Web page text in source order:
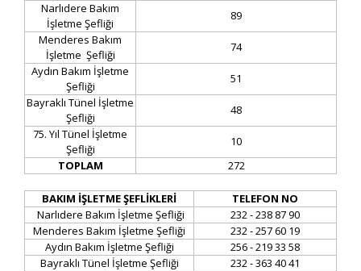
Narlıdere Bakım
İşletme Şefliği
89
Menderes Bakım
İşletme Şefliği
74
Aydın Bakım İşletme
Şefliği
51
Bayraklı Tünel İşletme
Şefliği
48
75. Yıl Tünel İşletme
Şefliği
10
TOPLAM
272
BAKIM İŞLETME ŞEFLİKLERİ​
TELEFON NO
Narlıdere Bakım İşletme Şefliği
232 - 238 87 90
Menderes Bakım İşletme Şefliği
232 - 257 60 19
Aydın Bakım İşletme Şefliği
256 - 219 33 58
Bayraklı Tünel İşletme Şefliği
232 - 363 40 41